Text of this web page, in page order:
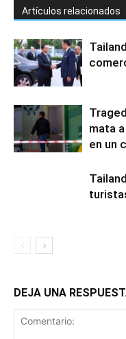
Artículos relacionados
mata
en un
DEJA UNA